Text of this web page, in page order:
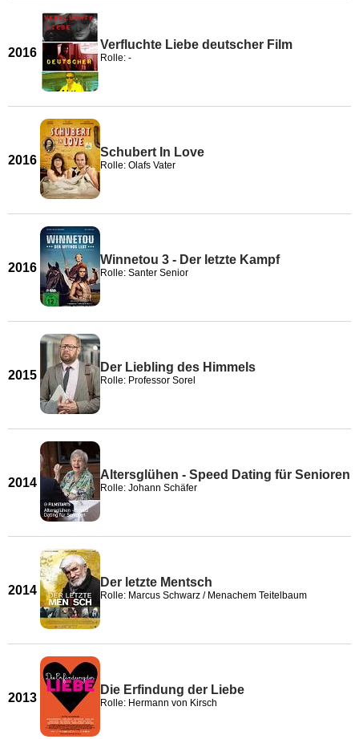
2016
Verfluchte Liebe deutscher Film
Rolle: -
2016
Schubert In Love
Rolle: Olafs Vater
2016
Winnetou 3 - Der letzte Kampf
Rolle: Santer Senior
2015
Der Liebling des Himmels
Rolle: Professor Sorel
2014
Altersglühen - Speed Dating für Senioren
Rolle: Johann Schäfer
2014
Der letzte Mentsch
Rolle: Marcus Schwarz / Menachem Teitelbaum
2013
Die Erfindung der Liebe
Rolle: Hermann von Kirsch